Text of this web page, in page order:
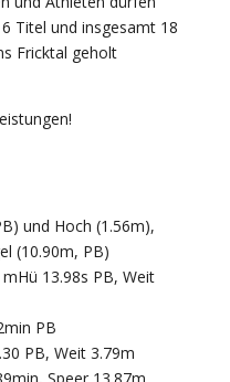
Titel und insgesamt 18
Fricktal geholt
und Hoch (1.56m),
(10.90m, PB)
13.98s PB, Weit
PB
PB, Weit 3.79m